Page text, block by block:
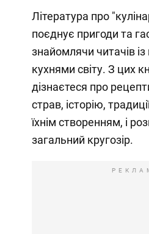
Література про
поєднує пригоди та
знайомлячи читачів
кухнями світу. З цих
дізнаєтеся про
страв, історію,
їхнім створенням, і
загальний кругозір.